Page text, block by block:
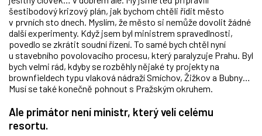
šestibodový krizový plán, jak bychom chtěli řídit město
v prvních sto dnech. Myslím, že město si nemůže dovolit žádné
další experimenty. Když jsem byl ministrem spravedlnosti,
povedlo se zkrátit soudní řízení. To samé bych chtěl nyní
u stavebního povolovacího procesu, který paralyzuje Prahu. Byl
bych velmi rád, kdyby se rozběhly nějaké ty projekty na
brownfieldech typu vlaková nádraží Smíchov, Žižkov a Bubny…
Musí se také konečně pohnout s Pražským okruhem.
Ale primátor není ministr, který velí celému
resortu.